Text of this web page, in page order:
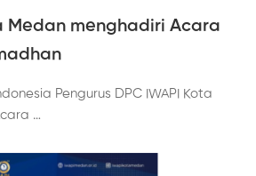
Medan menghadiri Acara
Pengurus DPC IWAPI Kota
…